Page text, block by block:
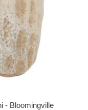
- Bloomingville